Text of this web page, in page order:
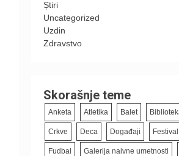
Știri
Uncategorized
Uzdin
Zdravstvo
Skorašnje teme
Anketa Atletika Balet
Crkve Deca Događaji Festival
Fudbal Galerija naivne umetnosti